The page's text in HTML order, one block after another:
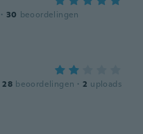
· 30 beoordelingen
28 beoordelingen · 2 uploads